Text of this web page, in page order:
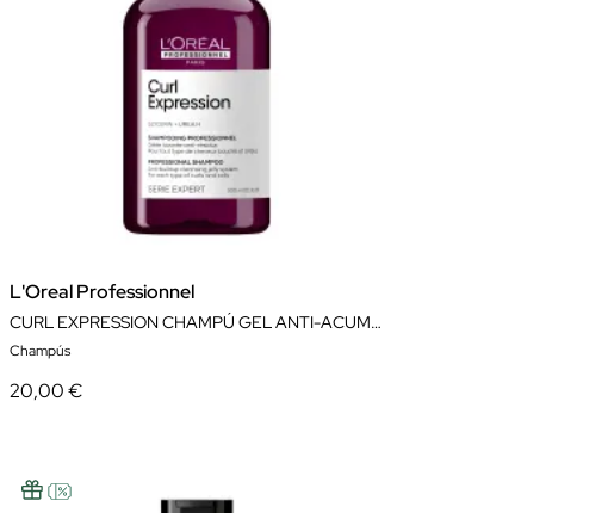
L'Oreal Professionnel
CURL EXPRESSION CHAMPÚ GEL ANTI-ACUMULACIÓN
Champús
20,00 €